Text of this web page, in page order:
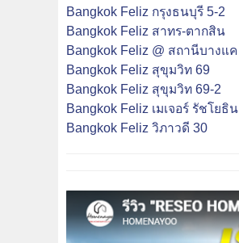
Bangkok Feliz กรุงธนบุรี 5-2
Bangkok Feliz สาทร-ตากสิน
Bangkok Feliz @ สถานีบางแค
Bangkok Feliz สุขุมวิท 69
Bangkok Feliz สุขุมวิท 69-2
Bangkok Feliz เมเจอร์ รัชโยธิน
Bangkok Feliz วิภาวดี 30